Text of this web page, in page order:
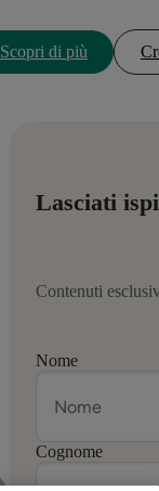
Scopri di più
Lasciati
Contenuti
Nome
Cognome